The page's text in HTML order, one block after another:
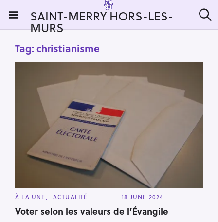
i
SAINT-MERRY HORS-LES-
MURS e
Tag: christianisme
C
T
E
À LA UNE ACTUALITÉ 18 JUNE 2024
Voter selon les valeurs de l’Évangile